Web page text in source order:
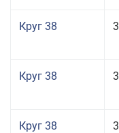
Круг 38
Круг 38
Круг 38